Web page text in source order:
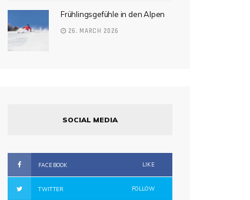
Frühlingsgefühle in den Alpen
26. MARCH 2026
SOCIAL MEDIA
FACEBOOK LIKE
TWITTER FOLLOW